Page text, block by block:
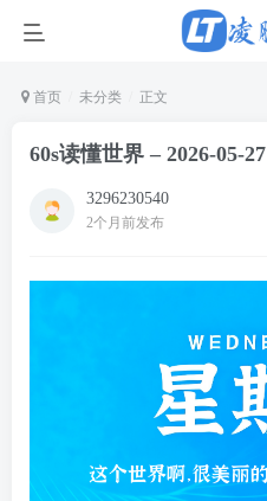
首页 未分类 正文
60s读懂世界 – 2026-05-27
3296230540
2个月前发布